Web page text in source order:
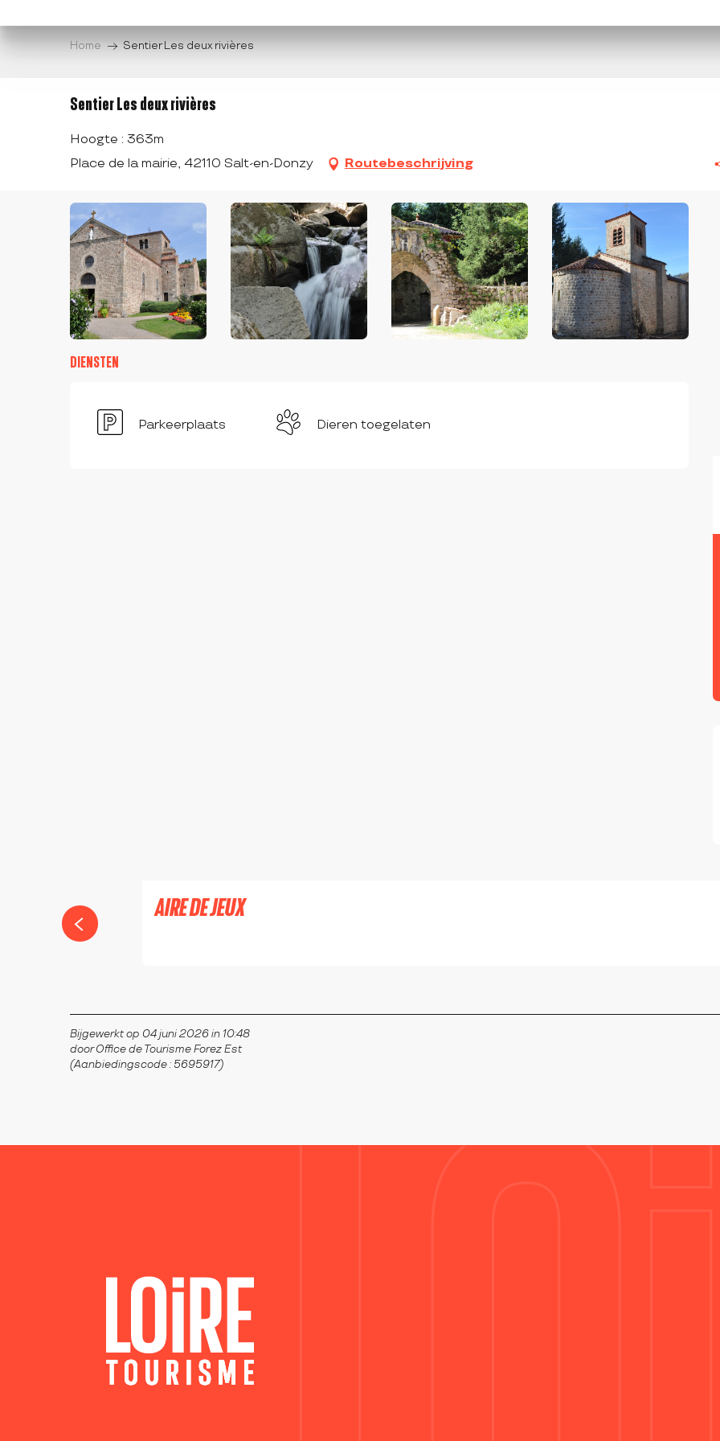
au
Home Sentier Les deux rivières
Sentier Les deux rivières
Hoogte : 363m
Place de la mairie, 42110 Salt-en-Donzy
Routebeschrijving
DIENSTEN
Parkeerplaats Dieren toegelaten
AIRE DE JEUX
Bijgewerkt op 04 juni 2026 in 10:48
door Office de Tourisme Forez Est
(Aanbiedingscode : 5695917)